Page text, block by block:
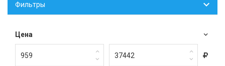
Фильтры
Цена